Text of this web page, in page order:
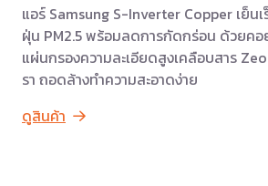
แอร์ Samsung S-Inverter Copper เย็น
ฝุ่น PM2.5 พร้อมลดการกัดกร่อน ด้วยค
แผ่นกรองความละเอียดสูงเคลือบสาร
รา ถอดล้างทำความสะอาดง่าย
ดูสินค้า